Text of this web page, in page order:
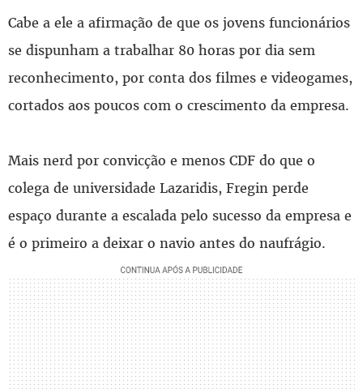
Cabe a ele a afirmação de que os jovens funcionários
se dispunham a trabalhar 80 horas por dia sem
reconhecimento, por conta dos filmes e videogames,
cortados aos poucos com o crescimento da empresa.
Mais nerd por convicção e menos CDF do que o
colega de universidade Lazaridis, Fregin perde
espaço durante a escalada pelo sucesso da empresa e
é o primeiro a deixar o navio antes do naufrágio.